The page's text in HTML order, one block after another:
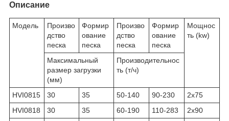
Описание
Модель
Произво
дство
песка
Формир
ование
песка
Произво
дство
песка
Формир
ование
песка
Мощнос
ть (kw)
Максимальный
размер загрузки
(мм)
Производительнос
ть (т/ч)
HVI0815 30 35 50-140 90-230
2x75
HVI0818
30 35 60-190 110-283
2x90